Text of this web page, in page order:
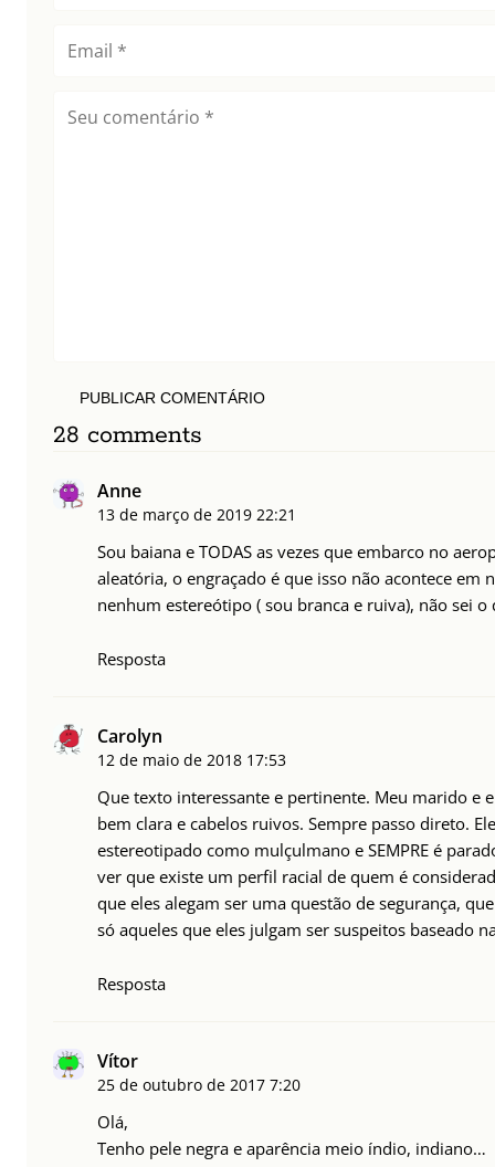
PUBLICAR COMENTÁRIO
28 comments
Anne
13 de março de 2019 22:21
Sou baiana e TODAS as vezes que embarco no
aleatória, o engraçado é que isso não acontece
nenhum estereótipo ( sou branca e ruiva), não sei o
Resposta
Carolyn
12 de maio de 2018 17:53
Que texto interessante e pertinente. Meu marido e
bem clara e cabelos ruivos. Sempre passo direto.
estereotipado como mulçulmano e SEMPRE é
ver que existe um perfil racial de quem é
que eles alegam ser uma questão de segurança,
só aqueles que eles julgam ser suspeitos baseado
Resposta
Vítor
25 de outubro de 2017 7:20
Olá,
Tenho pele negra e aparência meio índio, indiano…